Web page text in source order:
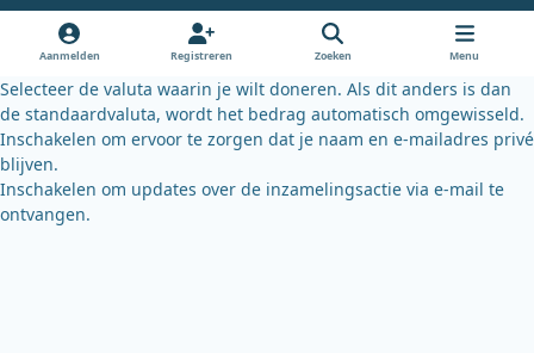
o
k
b
k
y
Aanmelden Registreren Zoeken Menu
Selecteer de valuta waarin je wilt doneren. Als dit anders is dan
de standaardvaluta, wordt het bedrag automatisch omgewisseld.
Inschakelen om ervoor te zorgen dat je naam en e-mailadres privé
blijven.
Inschakelen om updates over de inzamelingsactie via e-mail te
ontvangen.